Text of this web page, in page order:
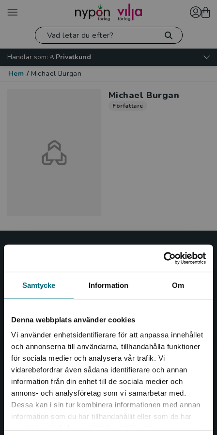
Samtycke Information Om
Denna webbplats använder cookies
Vi använder enhetsidentifierare för att anpassa innehållet
och annonserna till användarna, tillhandahålla funktioner
för sociala medier och analysera vår trafik. Vi
vidarebefordrar även sådana identifierare och annan
information från din enhet till de sociala medier och
annons- och analysföretag som vi samarbetar med.
Dessa kan i sin tur kombinera informationen med annan
information som du har tillhandahållit eller som de har
Begränsad fraktregion
Det verkar som att du besöker
Handlar som:
Privatkund
Hem / Michael Burgan
Michael Burgan
Författare
och öppnar dörren till nya världar och möjligheter för
såväl barn som vuxna.
Kontakta oss
Kontakta oss
046-31 20 00
Box 141
221 00 Lund
Besöksadress: